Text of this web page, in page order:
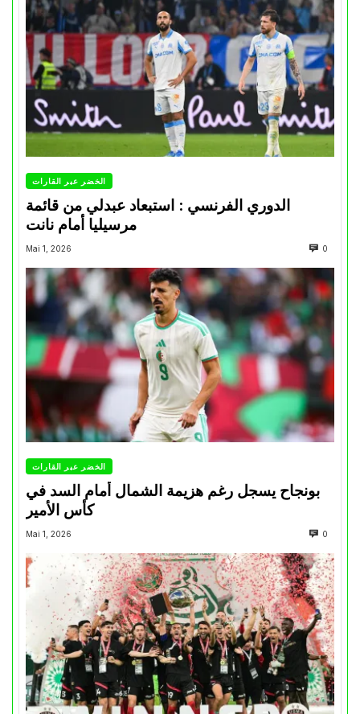
الخضر عبر القارات
الدوري الفرنسي : استبعاد عبدلي من قائمة
مرسيليا أمام نانت
Mai 1, 2026 0
الخضر عبر القارات
بونجاح يسجل رغم هزيمة الشمال أمام السد في
كأس الأمير
Mai 1, 2026 0